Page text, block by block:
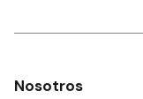
Nosotros